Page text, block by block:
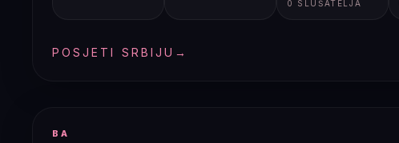
0 SLUŠATELJA
POSJETI SRBIJU →
BA